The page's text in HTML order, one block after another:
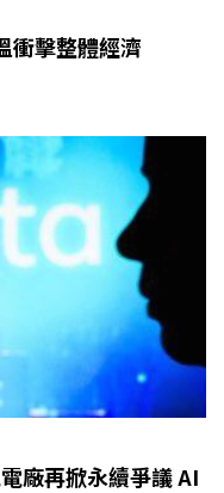
衝擊整體經濟
廠再掀永續爭議 AI